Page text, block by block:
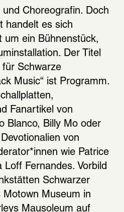
und Choreografin. Doch
handelt es sich
um ein Bühnenstück,
Der Titel
für Schwarze
Music“ ist Programm.
Fanartikel von
Blanco, Billy Mo oder
von
wie Patrice
Loff Fernandes. Vorbild
Schwarzer
Motown Museum in
Mausoleum auf